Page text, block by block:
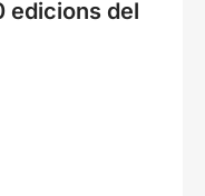
edicions del